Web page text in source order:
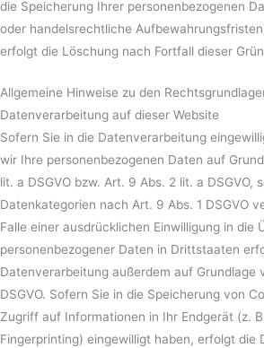
die Speicherung Ihrer personenbezogenen
oder handelsrechtliche
erfolgt die Löschung nach Fortfall dieser
Allgemeine Hinweise zu den
Datenverarbeitung auf dieser Website
Sofern Sie in die Datenverarbeitung
wir Ihre personenbezogenen Daten auf
lit. a DSGVO bzw. Art. 9 Abs. 2 lit. a DSGVO,
Datenkategorien nach Art. 9 Abs. 1 DSGVO
Falle einer ausdrücklichen Einwilligung in die
personenbezogener Daten in Drittstaaten
Datenverarbeitung außerdem auf Grundlage
DSGVO. Sofern Sie in die Speicherung von
Zugriff auf Informationen in Ihr Endgerät (z.
Fingerprinting) eingewilligt haben, erfolgt die